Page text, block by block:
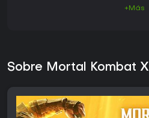
+Más
Sobre Mortal Kombat X